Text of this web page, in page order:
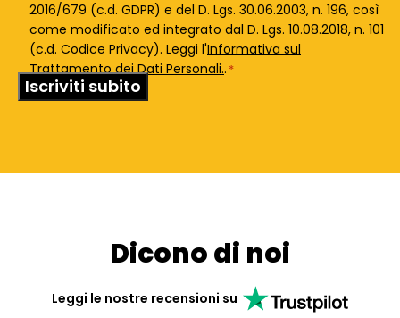
2016/679 (c.d. GDPR) e del D. Lgs. 30.06.2003, n. 196, così
come modificato ed integrato dal D. Lgs. 10.08.2018, n. 101
(c.d. Codice Privacy). Leggi l'Informativa sul
Trattamento dei Dati Personali.. *
Dicono di noi
Leggi le nostre recensioni su